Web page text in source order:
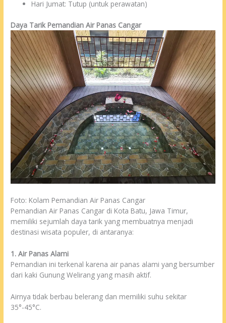
Hari Jumat: Tutup (untuk perawatan)
Daya Tarik Pemandian Air Panas Cangar
Foto: Kolam Pemandian Air Panas Cangar
Pemandian Air Panas Cangar di Kota Batu, Jawa Timur,
memiliki sejumlah daya tarik yang membuatnya menjadi
destinasi wisata populer, di antaranya:
1. Air Panas Alami
Pemandian ini terkenal karena air panas alami yang bersumber
dari kaki Gunung Welirang yang masih aktif.
Airnya tidak berbau belerang dan memiliki suhu sekitar
35°-45°C.